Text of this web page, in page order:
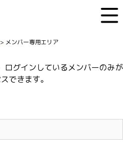
> メンバー専用エリア
ログインしているメンバーのみが
できます。